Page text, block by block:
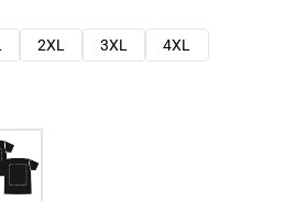
2XL 3XL
4XL